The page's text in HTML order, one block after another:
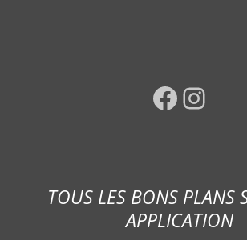
Facebook Instagram
TOUS LES BONS PLANS
APPLICATION